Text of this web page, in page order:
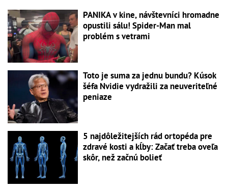
PANIKA v kine, návštevníci hromadne
opustili sálu! Spider-Man mal
problém s vetrami
Toto je suma za jednu bundu? Kúsok
šéfa Nvidie vydražili za neuveriteľné
peniaze
5 najdôležitejších rád ortopéda pre
zdravé kosti a kĺby: Začať treba oveľa
skôr, než začnú bolieť